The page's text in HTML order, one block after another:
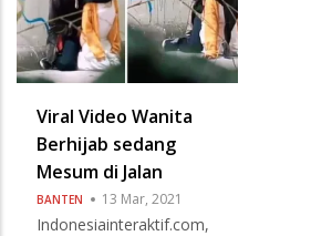
Viral Video Wanita
Berhijab sedang
Mesum di Jalan
BANTEN 13 Mar, 2021
Indonesiainteraktif.com,